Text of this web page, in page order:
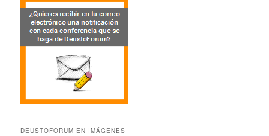
DEUSTOFORUM EN IMÁGENES